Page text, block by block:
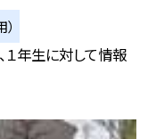
年生に対して情報